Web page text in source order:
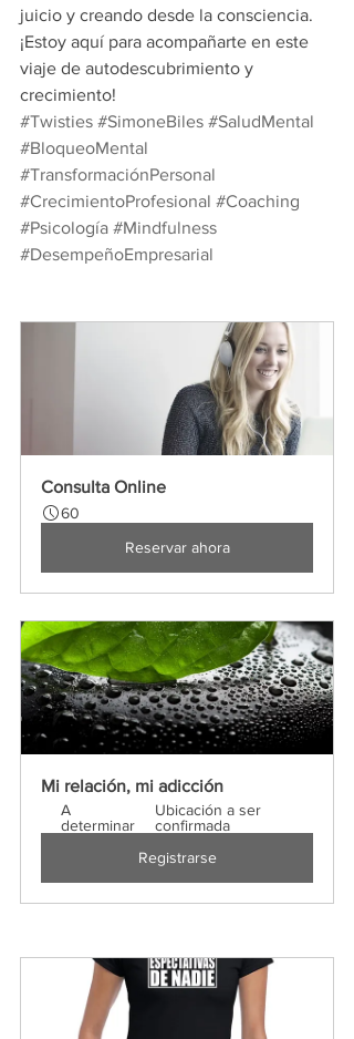
juicio y creando desde la consciencia.
¡Estoy aquí para acompañarte en este
viaje de autodescubrimiento y
crecimiento!
#Twisties #SimoneBiles #SaludMental
#BloqueoMental
#TransformaciónPersonal
#CrecimientoProfesional #Coaching
#Psicología #Mindfulness
#DesempeñoEmpresarial
Consulta Online
60
Reservar ahora
Mi relación, mi adicción
A
determinar
Ubicación a ser
confirmada
Registrarse